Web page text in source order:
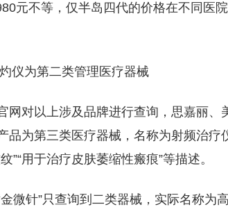
元不等，仅半岛四代的价格在不同医
仪为第二类管理医疗器械
网对以上涉及品牌进行查询，思嘉丽、
品为第三类医疗器械，名称为射频治疗
用于治疗皮肤萎缩性瘢痕”等描述。
微针”只查询到二类器械，实际名称为